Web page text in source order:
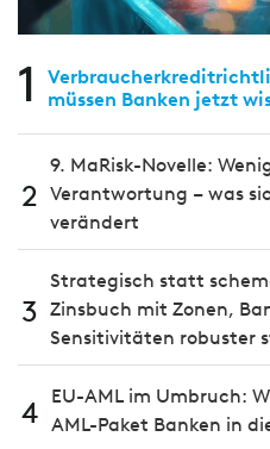
1
müssen Banken jetzt
2
9. MaRisk-Novelle:
Verantwortung – was
verändert
3
Strategisch statt
Zinsbuch mit Zonen,
Sensitivitäten robuster
4
EU-AML im Umbruch:
AML-Paket Banken in